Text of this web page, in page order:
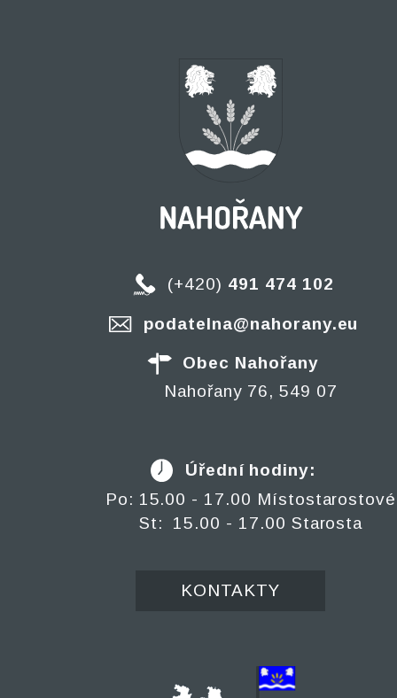
(+420) 491 474 102
podatelna@nahorany.eu
Obec Nahořany
Nahořany 76, 549 07
Úřední hodiny:
Po: 15.00 - 17.00 Místostarostové
St: 15.00 - 17.00 Starosta
KONTAKTY